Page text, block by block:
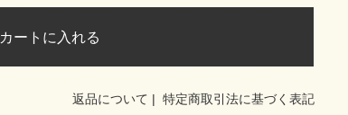
カートに入れる
返品について | 特定商取引法に基づく表記